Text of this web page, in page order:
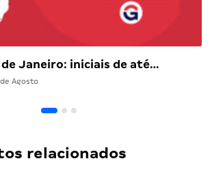
de Janeiro: iniciais de até…
Agosto
relacionados